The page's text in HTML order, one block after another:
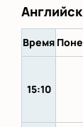
Время
15:10